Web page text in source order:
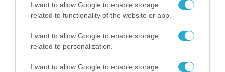
I want to allow Google to enable storage
related to functionality of the website or app.
I want to allow Google to enable storage
related to personalization.
I want to allow Google to enable storage